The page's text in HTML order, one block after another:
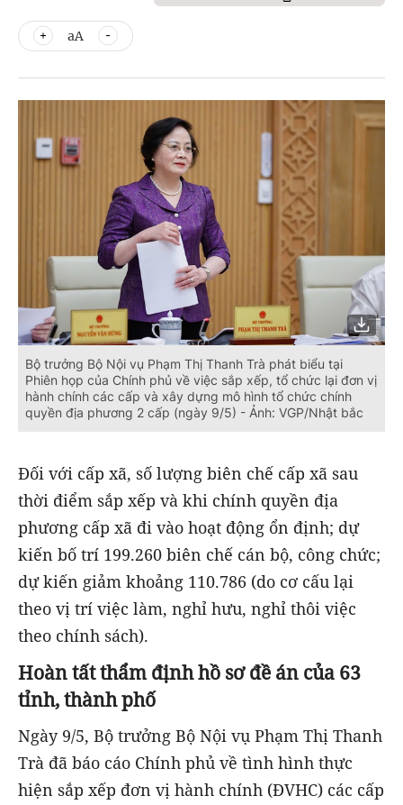
aA
Bộ trưởng Bộ Nội vụ Phạm Thị Thanh Trà phát biểu tại
Phiên họp của Chính phủ về việc sắp xếp, tổ chức lại đơn vị
hành chính các cấp và xây dựng mô hình tổ chức chính
quyền địa phương 2 cấp (ngày 9/5) - Ảnh: VGP/Nhật bắc
Đối với cấp xã, số lượng biên chế cấp xã sau
thời điểm sắp xếp và khi chính quyền địa
phương cấp xã đi vào hoạt động ổn định; dự
kiến bố trí 199.260 biên chế cán bộ, công chức;
dự kiến giảm khoảng 110.786 (do cơ cấu lại
theo vị trí việc làm, nghỉ hưu, nghỉ thôi việc
theo chính sách).
Hoàn tất thẩm định hồ sơ đề án của 63
tỉnh, thành phố
Ngày 9/5, Bộ trưởng Bộ Nội vụ Phạm Thị Thanh
Trà đã báo cáo Chính phủ về tình hình thực
hiện sắp xếp đơn vị hành chính (ĐVHC) các cấp